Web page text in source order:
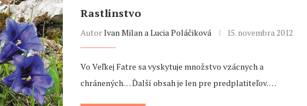
Rastlinstvo
AutorIvan Milan a Lucia Poláčiková 15. novembra 2012
Vo Veľkej Fatre sa vyskytuje množstvo vzácnych a
chránených… Ďalší obsah je len pre predplatiteľov. …